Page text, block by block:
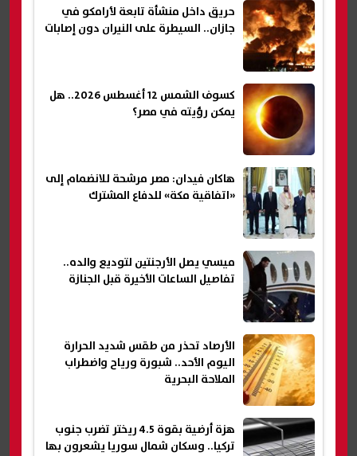
حريق داخل منشأة تابعة لأرامكو في
جازان.. السيطرة على النيران دون إصابات
كسوف الشمس 12 أغسطس 2026.. هل
يمكن رؤيته في مصر؟
هاكان فيدان: مصر مرشحة للانضمام إلى
«اتفاقية مكة» للدفاع المشترك
ميسي يصل الأرجنتين لتوديع والده..
تفاصيل الساعات الأخيرة قبل الجنازة
الأرصاد تحذر من طقس شديد الحرارة
اليوم الأحد.. شبورة ورياح واضطراب
الملاحة البحرية
هزة أرضية بقوة 4.5 ريختر تضرب جنوب
تركيا.. وسكان شمال سوريا يشعرون بها